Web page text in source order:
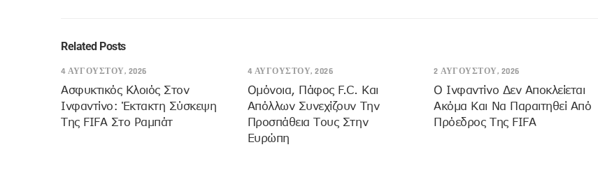
Related Posts
4 ΑΥΓΟΎΣΤΟΥ, 2026
Ασφυκτικός Κλοιός Στον
Ινφαντίνο: Έκτακτη Σύσκεψη
Της FIFA Στο Ραμπάτ
4 ΑΥΓΟΎΣΤΟΥ, 2026
Ομόνοια, Πάφος F.C. Και
Απόλλων Συνεχίζουν Την
Προσπάθεια Τους Στην
Ευρώπη
2 ΑΥΓΟΎΣΤΟΥ, 2026
Ο Ινφαντίνο Δεν Αποκλείεται
Ακόμα Και Να Παραιτηθεί Από
Πρόεδρος Της FIFA